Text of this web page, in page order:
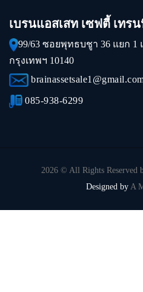
เบรนแอสเสท เซฟตี้ เทร
99/63 ซอยพุทธบชูา 36 แยก 1
กรุงเทพฯ 10140
085-938-6299
2026 © All Rights Reserved
Designed by A